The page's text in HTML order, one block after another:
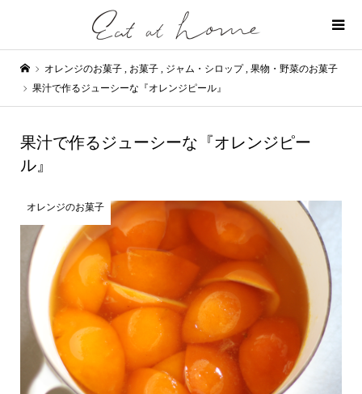
オレンジのお菓子 , お菓子 , ジャム・シロップ , 果物・野菜のお菓子
果汁で作るジューシーな『オレンジピール』
果汁で作るジューシーな『オレンジピー
ル』
オレンジのお菓子